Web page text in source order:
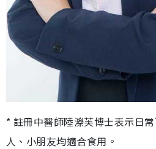
* 註冊中醫師陸濼芙博士表示日
人、小朋友均適合食用。